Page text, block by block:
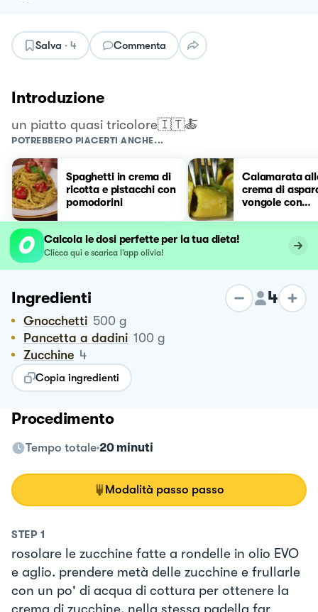
Salva · 4 Commenta
Introduzione
un piatto quasi tricolore🇮🇹🍝
POTREBBERO PIACERTI ANCHE...
Spaghetti in crema di
ricotta e pistacchi con
pomodorini
Calamarata
crema di
vongole con
Calcola le dosi perfette per la tua dieta!
Clicca qui e scarica l’app olivia!
Ingredienti 4
Gnocchetti 500 g
Pancetta a dadini 100 g
Zucchine 4
Copia ingredienti
Procedimento
Tempo totale 20 minuti
Modalità passo passo
STEP 1
rosolare le zucchine fatte a rondelle in olio EVO
e aglio. prendere metà delle zucchine e frullarle
con un po' di acqua di cottura per ottenere la